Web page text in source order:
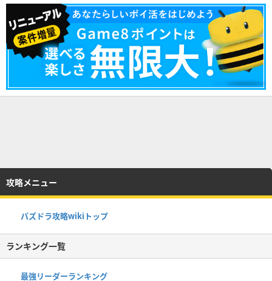
攻略メニュー
パズドラ攻略wikiトップ
ランキング一覧
最強リーダーランキング